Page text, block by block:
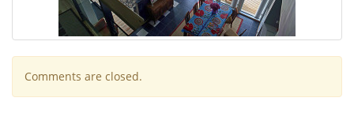
Comments are closed.